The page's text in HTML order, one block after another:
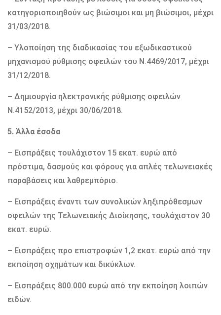
κατηγοριοποιηθούν ως βιώσιμοι και μη βιώσιμοι, μέχρι
31/03/2018.
– Υλοποίηση της διαδικασίας του εξωδικαστικού
μηχανισμού ρύθμισης οφειλών του Ν.4469/2017, μέχρι
31/12/2018.
– Δημιουργία ηλεκτρονικής ρύθμισης οφειλών
Ν.4152/2013, μέχρι 30/06/2018.
5. Άλλα έσοδα
– Εισπράξεις τουλάχιστον 15 εκατ. ευρώ από
πρόστιμα, δασμούς και φόρους για απλές τελωνειακές
παραβάσεις και λαθρεμπόριο.
– Εισπράξεις έναντι των συνολικών ληξιπρόθεσμων
οφειλών της Τελωνειακής Διοίκησης, τουλάχιστον 30
εκατ. ευρώ.
– Εισπράξεις προ επιστροφών 1,2 εκατ. ευρώ από την
εκποίηση οχημάτων και δικύκλων.
– Εισπράξεις 800.000 ευρώ από την εκποίηση λοιπών
ειδών.